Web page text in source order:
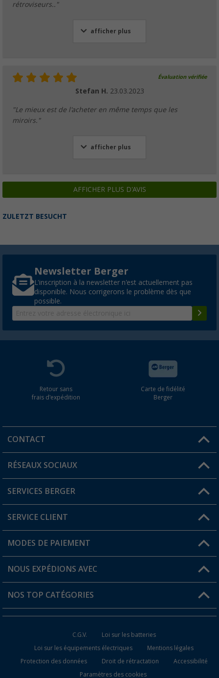
rétroviseurs.."
afficher plus
Évaluation vérifiée
Stefan H. 23.03.2023
"Le mieux est de l'acheter en même temps que les
miroirs."
afficher plus
AFFICHER PLUS D'AVIS
ZULETZT BESUCHT
Newsletter Berger
L'inscription à la newsletter n'est actuellement pas
disponible. Nous corrigerons le problème dès que
possible.
Retour sans
frais d'expédition
Carte de fidélité
Berger
CONTACT
Une question ?
Trouver une magasin
RÉSEAUX SOCIAUX
SERVICES BERGER
Devenir revendeur
Mon compte
Carte de fidélité Berger
SERVICE CLIENT
FAQ et contact
Informations sur l'expédition
Statut de la commande
MODES DE PAIEMENT
NOUS EXPÉDIONS AVEC
NOS TOP CATÉGORIES
Accessoires de cuisine de camping
Meubles de camping
C.G.V.
Loi sur les batteries
Loi sur les équipements électriques
Mentions légales
Protection des données
Droit de rétractation
Accessibilité
Paramètres des cookies